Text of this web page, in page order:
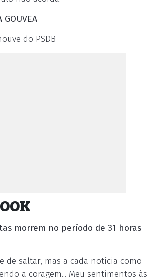
GOUVEA
do PSDB
morrem no período de 31 horas
de saltar, mas a cada notícia como
a coragem... Meu sentimentos às